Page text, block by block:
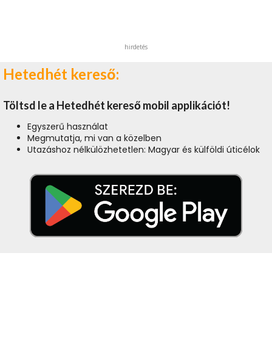
hirdetés
Hetedhét kereső:
Töltsd le a Hetedhét kereső mobil applikációt!
Egyszerű használat
Megmutatja, mi van a közelben
Utazáshoz nélkülözhetetlen: Magyar és külföldi úticélok